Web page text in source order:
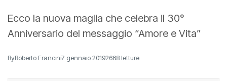
Ecco la nuova maglia che celebra il 30°